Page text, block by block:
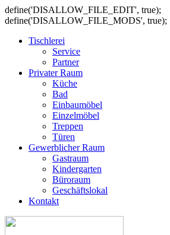
define('DISALLOW_FILE_EDIT', true);
define('DISALLOW_FILE_MODS', true);
Tischlerei
Service
Partner
Privater Raum
Küche
Bad
Einbaumöbel
Einzelmöbel
Treppen
Türen
Gewerblicher Raum
Gastraum
Kindergarten
Büroraum
Geschäftslokal
Kontakt